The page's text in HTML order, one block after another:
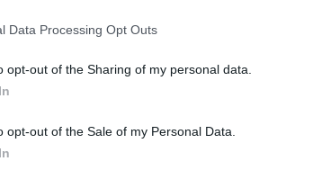
Data Processing Opt Outs
opt-out of the Sharing of my personal data.
opt-out of the Sale of my Personal Data.
6.000